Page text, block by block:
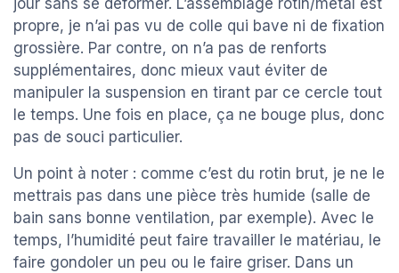
jour sans se déformer. L’assemblage rotin/métal est
propre, je n’ai pas vu de colle qui bave ni de fixation
grossière. Par contre, on n’a pas de renforts
supplémentaires, donc mieux vaut éviter de
manipuler la suspension en tirant par ce cercle tout
le temps. Une fois en place, ça ne bouge plus, donc
pas de souci particulier.
Un point à noter : comme c’est du rotin brut, je ne le
mettrais pas dans une pièce très humide (salle de
bain sans bonne ventilation, par exemple). Avec le
temps, l’humidité peut faire travailler le matériau, le
faire gondoler un peu ou le faire griser. Dans un